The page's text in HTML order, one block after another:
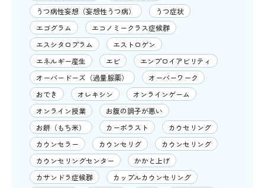
うつ病性妄想（妄想性うつ病）
うつ症状
エゴグラム
エコノミークラス症候群
エスシタロプラム
エストロゲン
エネルギー産生
エビ
エンプロイアビリティ
オーバードーズ（過量服薬）
オーバーワーク
おでき
オレキシン
オンラインゲーム
オンライン授業
お腹の調子が悪い
お餅（もち米）
カーボラスト
カウセリング
カウンセラー
カウンセリグ
カウンセリング
カウンセリングセンター
かかと上げ
カサンドラ症候群
カップルカウンセリング